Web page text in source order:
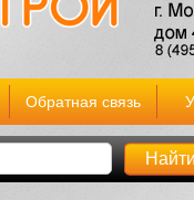
Обратная связь